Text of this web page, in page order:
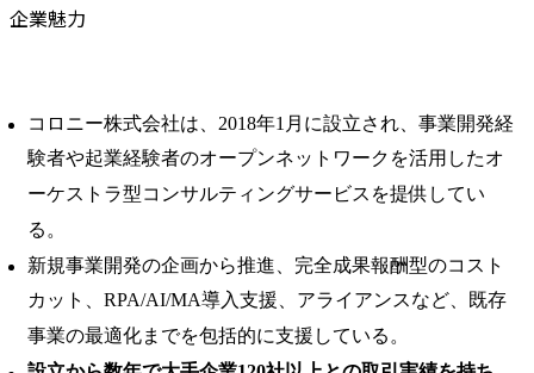
企業魅力
コロニー株式会社は、2018年1月に設立され、事業開発経
験者や起業経験者のオープンネットワークを活用したオ
ーケストラ型コンサルティングサービスを提供してい
る。 ​
新規事業開発の企画から推進、完全成果報酬型のコスト
カット、RPA/AI/MA導入支援、アライアンスなど、既存
事業の最適化までを包括的に支援している。 ​